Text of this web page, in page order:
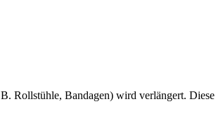
Rollstühle, Bandagen) wird verlängert. Diese